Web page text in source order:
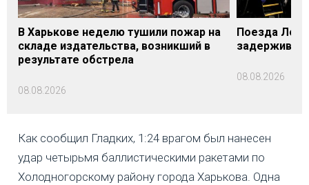
В Харькове неделю тушили пожар на
складе издательства, возникший в
результате обстрела
08.08.2026
Поезда
08.08.2026
Как сообщил Гладких, 1:24 врагом был нанесен
удар четырьмя баллистическими ракетами по
Холодногорскому району города Харькова. Одна